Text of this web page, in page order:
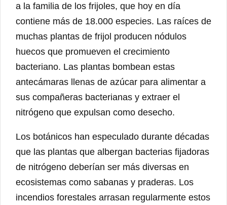
a la familia de los frijoles, que hoy en día
contiene más de 18.000 especies. Las raíces de
muchas plantas de frijol producen nódulos
huecos que promueven el crecimiento
bacteriano. Las plantas bombean estas
antecámaras llenas de azúcar para alimentar a
sus compañeras bacterianas y extraer el
nitrógeno que expulsan como desecho.
Los botánicos han especulado durante décadas
que las plantas que albergan bacterias fijadoras
de nitrógeno deberían ser más diversas en
ecosistemas como sabanas y praderas. Los
incendios forestales arrasan regularmente estos